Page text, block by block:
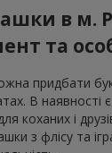
в м.
та
придбати
В наявності є
коханих і
з флісу та